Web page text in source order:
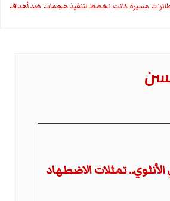
مسيرة كانت تخطط لتنفيذ هجمات ضد أهداف
تمثلات الاضطهاد